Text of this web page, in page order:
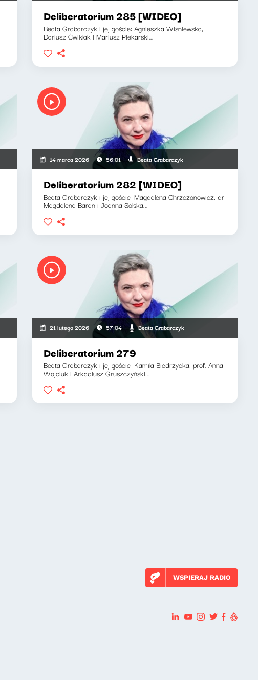
Deliberatorium 285 [WIDEO]
Beata Grabarczyk i jej goście: Agnieszka Wiśniewska,
Dariusz Ćwiklak i Mariusz Piekarski...
14 marca 2026 56:01 Beata Grabarczyk
Deliberatorium 282 [WIDEO]
Beata Grabarczyk i jej goście: Magdalena Chrzczonowicz, dr
Magdalena Baran i Joanna Solska...
21 lutego 2026 57:04 Beata Grabarczyk
Deliberatorium 279
Beata Grabarczyk i jej goście: Kamila Biedrzycka, prof. Anna
Wojciuk i Arkadiusz Gruszczyński...
WSPIERAJ RADIO